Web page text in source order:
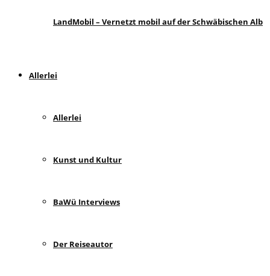
LandMobil – Vernetzt mobil auf der Schwäbischen Alb
Allerlei
Allerlei
Kunst und Kultur
BaWü Interviews
Der Reiseautor